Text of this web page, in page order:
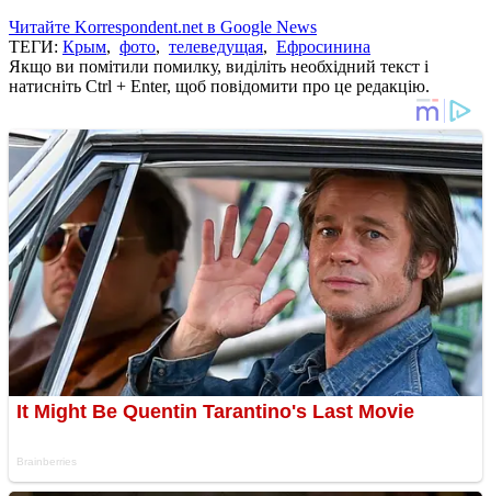
Читайте Korrespondent.net в Google News
ТЕГИ: Крым, фото, телеведущая, Ефросинина
Якщо ви помітили помилку, виділіть необхідний текст і
натисніть Ctrl + Enter, щоб повідомити про це редакцію.